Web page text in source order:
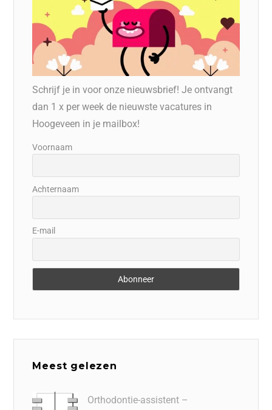
Schrijf je in voor onze nieuwsbrief! Je ontvangt
dan 1 x per week de nieuwste vacatures in
Hoogeveen in je mailbox!
Voornaam
Achternaam
E-mail
Meest gelezen
Orthodontie-assistent –